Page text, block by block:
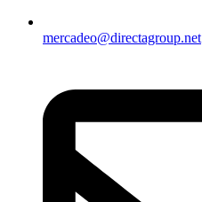
mercadeo@directagroup.net